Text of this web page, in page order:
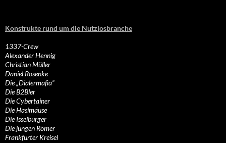
Konstrukte rund um die Nutzlosbranche
1337-Crew
Alexander Hennig
Christian Müller
Daniel Rosenke
Die „Dialermafia“
Die B2Bler
Die Cybertainer
Die Hasimäuse
Die Isselburger
Die jungen Römer
Frankfurter Kreisel